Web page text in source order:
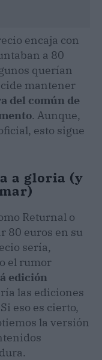
encaja con
a 80
querían
mantener
del común de
. Aunque,
esto sigue
a gloria (y
Returnal o
80 euros en su
sería,
el rumor
edición
las ediciones
eso es cierto,
la versión